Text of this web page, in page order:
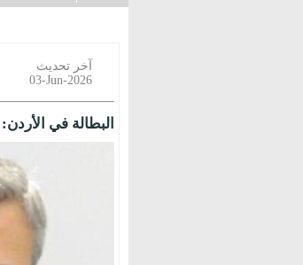
آخر تحديث
03-Jun-2026
البطالة في